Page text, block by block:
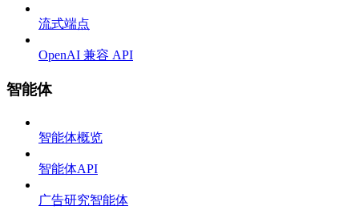
流式端点
OpenAI 兼容 API
智能体
智能体概览
智能体API
广告研究智能体